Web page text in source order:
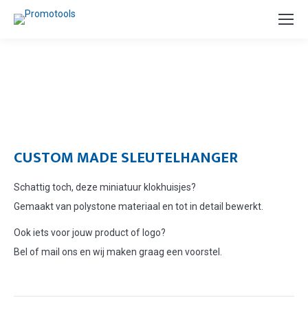
CUSTOM MADE SLEUTELHANGER
Schattig toch, deze miniatuur klokhuisjes?
Gemaakt van polystone materiaal en tot in detail bewerkt.
Ook iets voor jouw product of logo?
Bel of mail ons en wij maken graag een voorstel.